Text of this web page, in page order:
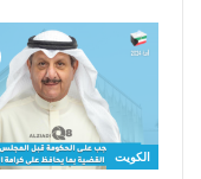
الكويت